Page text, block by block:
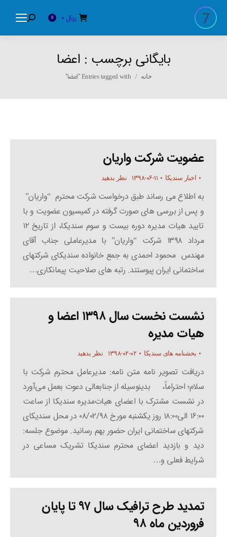
ریال 0
Search:
بایگانی برچسب : اعضا
You are here:
خانه Entries tagged with "اعضا"
عضویت شرکت واریان
اخبار سندیکا ۱۳۹۸-۰۶-۱۱ نظر بدهید
به اطلاع می رساند طبق درخواست شرکت محترم “واریان”
و پس از بررسی های صورت گرفته در کمیسیون عضویت و با
تایید هیات مدیره دوره بیست و سوم سندیکا، از تاریخ ۱۲
مرداد ۱۳۹۸ شرکت “واریان” با مدیرعاملی جناب آقای
مهندس محمود احمدی به جمع خانواده سندیکای شرکتهای
ساختمانی ایران پیوستند. رتبه های صلاحیت پیمانکاری…
نشست نخست سال ۱۳۹۸ اعضا و
هیات مدیره
بخشنامه های سندیکا ۱۳۹۸-۰۲-۰۲ نظر بدهید
دریافت تصویر نامه متن نامه: مدیرعامل محترم شرکت با
سلام؛ احتراماً، بدینوسیله از جنابعالی دعوت بعمل می‌آورد
در نشست مشترک با اعضای هیات‌مدیره سندیکا از ساعت
۱۶:۰۰ الی۱۸:۰۰ روز یکشنبه مورخ ۰۸/۰۲/۹۸ در محل سندیکای
شرکتهای ساختمانی ایران حضور بهم‌ رسانید. موضوع جلسه:
دید و بازدید اعضای محترم سندیکا تشریک مساعی در
شرایط فعلی و…
تمدید طرح ترافیک سال ۹۷ تا پایان
فروردین ماه ۹۸